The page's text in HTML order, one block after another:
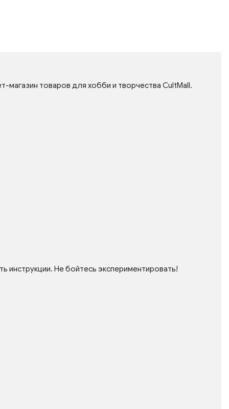
магазин товаров для хобби и творчества CultMall.
инструкции. Не бойтесь экспериментировать!